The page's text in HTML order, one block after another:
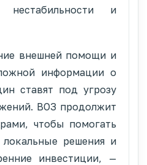
и
внешней помощи и
информации о
ставят под угрозу
ВОЗ продолжит
чтобы помогать
решения и
инвестиции, —